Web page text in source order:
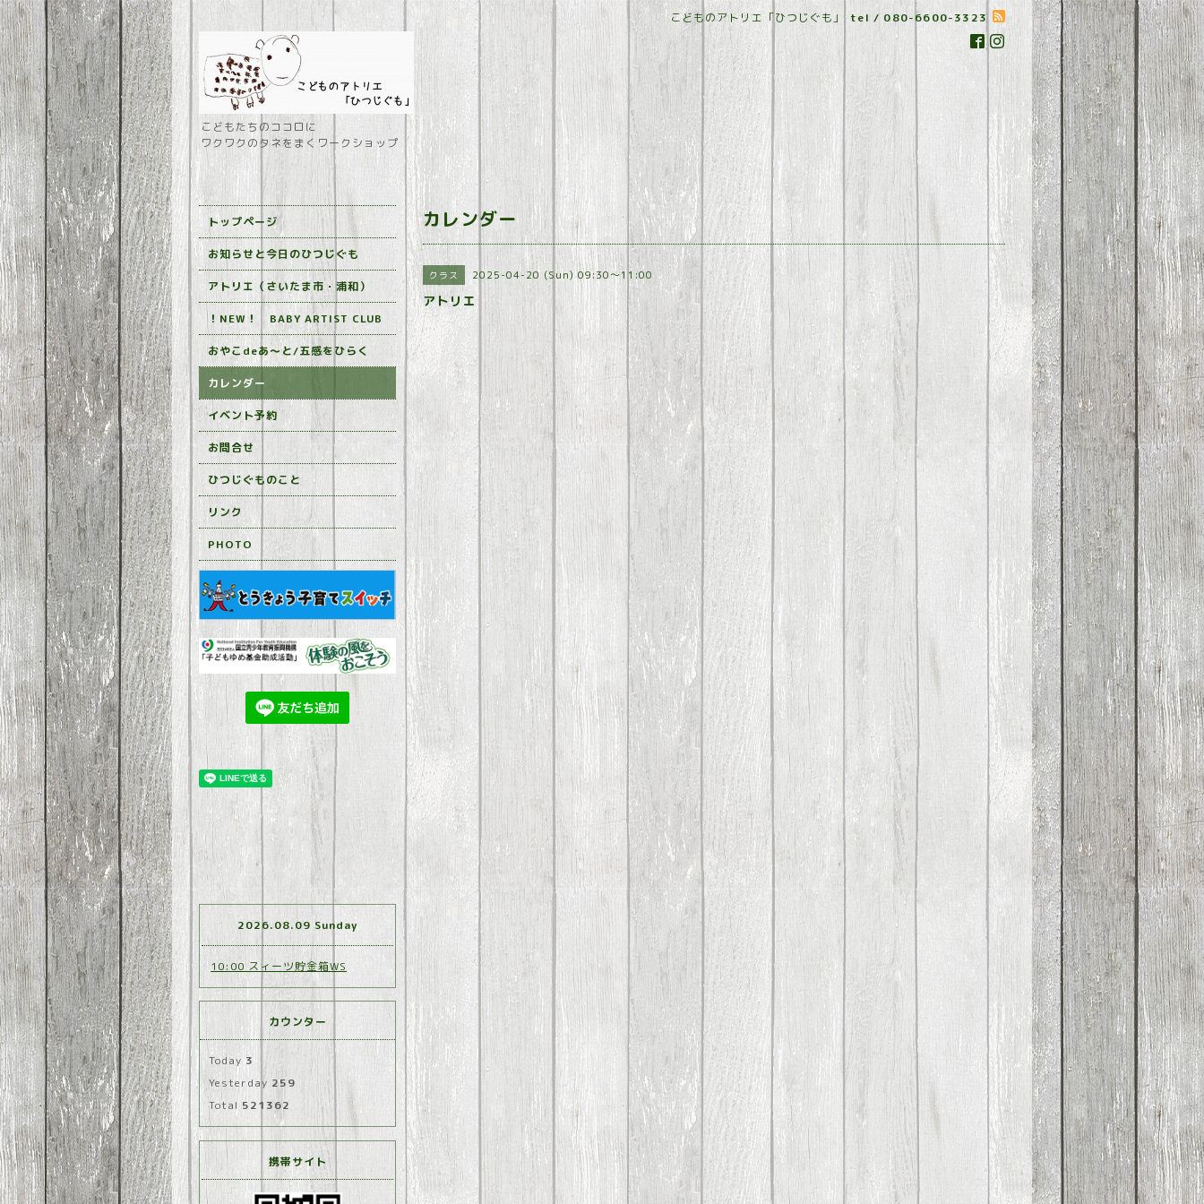
こどものアトリエ「ひつじぐも」 tel / 080-6600-3323
こどもたちのココロに
ワクワクのタネをまくワークショップ
カレンダー
クラス 2025-04-20 (Sun) 09:30～11:00
アトリエ
トップページ
お知らせと今日のひつじぐも
アトリエ（さいたま市・浦和）
！NEW！ BABY ARTIST CLUB
おやこdeあ～と/五感をひらく
カレンダー
イベント予約
お問合せ
ひつじぐものこと
リンク
PHOTO
2026.08.09 Sunday
10:00 スィーツ貯金箱WS
カウンター
Today 3
Yesterday 259
Total 521362
携帯サイト